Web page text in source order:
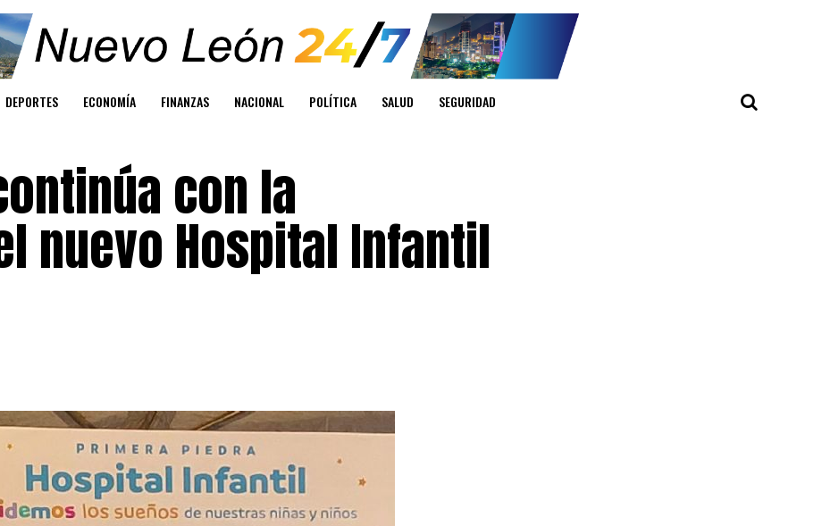
DEPORTES ECONOMÍA FINANZAS NACIONAL POLÍTICA SALUD SEGURIDAD
con la
nuevo Hospital Infantil